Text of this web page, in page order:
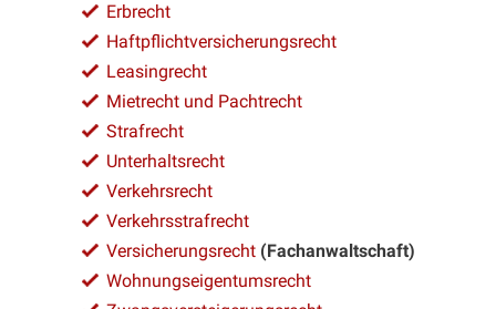
Erbrecht
Haftpflichtversicherungsrecht
Leasingrecht
Mietrecht und Pachtrecht
Strafrecht
Unterhaltsrecht
Verkehrsrecht
Verkehrsstrafrecht
Versicherungsrecht (Fachanwaltschaft)
Wohnungseigentumsrecht